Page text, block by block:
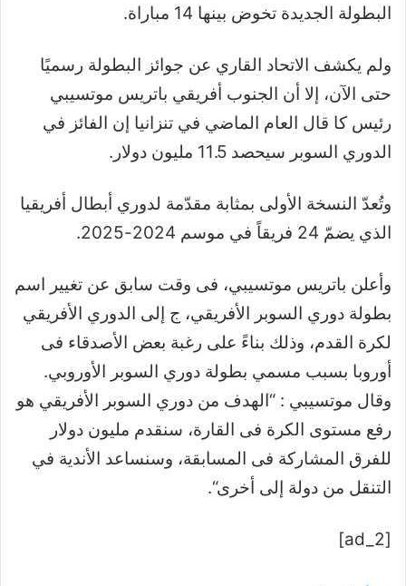
البطولة الجديدة تخوض بينها 14 مباراة
.
ولم يكشف الاتحاد القاري عن جوائز البطولة رسميًا
حتى الآن، إلا أن الجنوب أفريقي باتريس موتسيبي
رئيس كا قال العام الماضي في تنزانيا إن الفائز في
الدوري السوبر سيحصد 11.5 مليون دولار.
وتُعدّ النسخة الأولى بمثابة مقدّمة لدوري أبطال أفريقيا
الذي يضمّ 24 فريقاً في موسم 2024-2025
.
وأعلن باتريس موتسيبي، فى وقت سابق عن تغيير اسم
بطولة دوري السوبر الأفريقي، ج إلى الدوري الأفريقي
لكرة القدم، وذلك بناءً على رغبة بعض الأصدقاء فى
أوروبا بسبب مسمي بطولة دوري السوبر الأوروبي.
وقال موتسيبي : “الهدف من دوري السوبر الأفريقي هو
رفع مستوى الكرة فى القارة، سنقدم مليون دولار
للفرق المشاركة فى المسابقة، وسنساعد الأندية في
التنقل من دولة إلى أخرى“.
[ad_2]